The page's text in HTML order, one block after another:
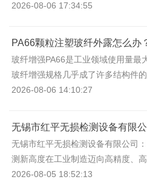
能深度融入变更
2026-08-06 17:34:55
PA66颗粒注塑玻纤外露怎么办
招
玻纤增强PA66是工业领域使用量最
玻纤增强规格几乎成了许多结构件
扰注塑厂和模具车
2026-08-06 14:10:27
无锡市红平无损检测设备有限
引无损检测
无锡市红平无损检测设备有限公司
测新高度在工业制造迈向高精度、
术成为保障产品
2026-08-05 18:52:13